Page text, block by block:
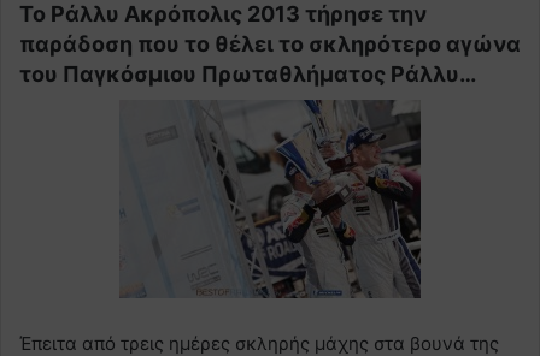
Το Ράλλυ Ακρόπολις 2013 τήρησε την
παράδοση που το θέλει το σκληρότερο αγώνα
του Παγκόσμιου Πρωταθλήματος Ράλλυ…
Έπειτα από τρεις ημέρες σκληρής μάχης στα βουνά της